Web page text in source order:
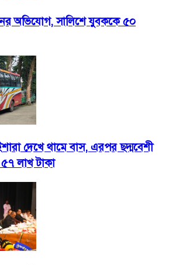
অভিযোগ, সালিশে যুবককে ৫০
দেখে থামে বাস, এরপর ছদ্মবেশী
লাখ টাকা